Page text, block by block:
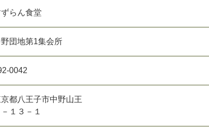
らん食堂
野団地第1集会所
0042
都八王子市中野山王
－１３－１